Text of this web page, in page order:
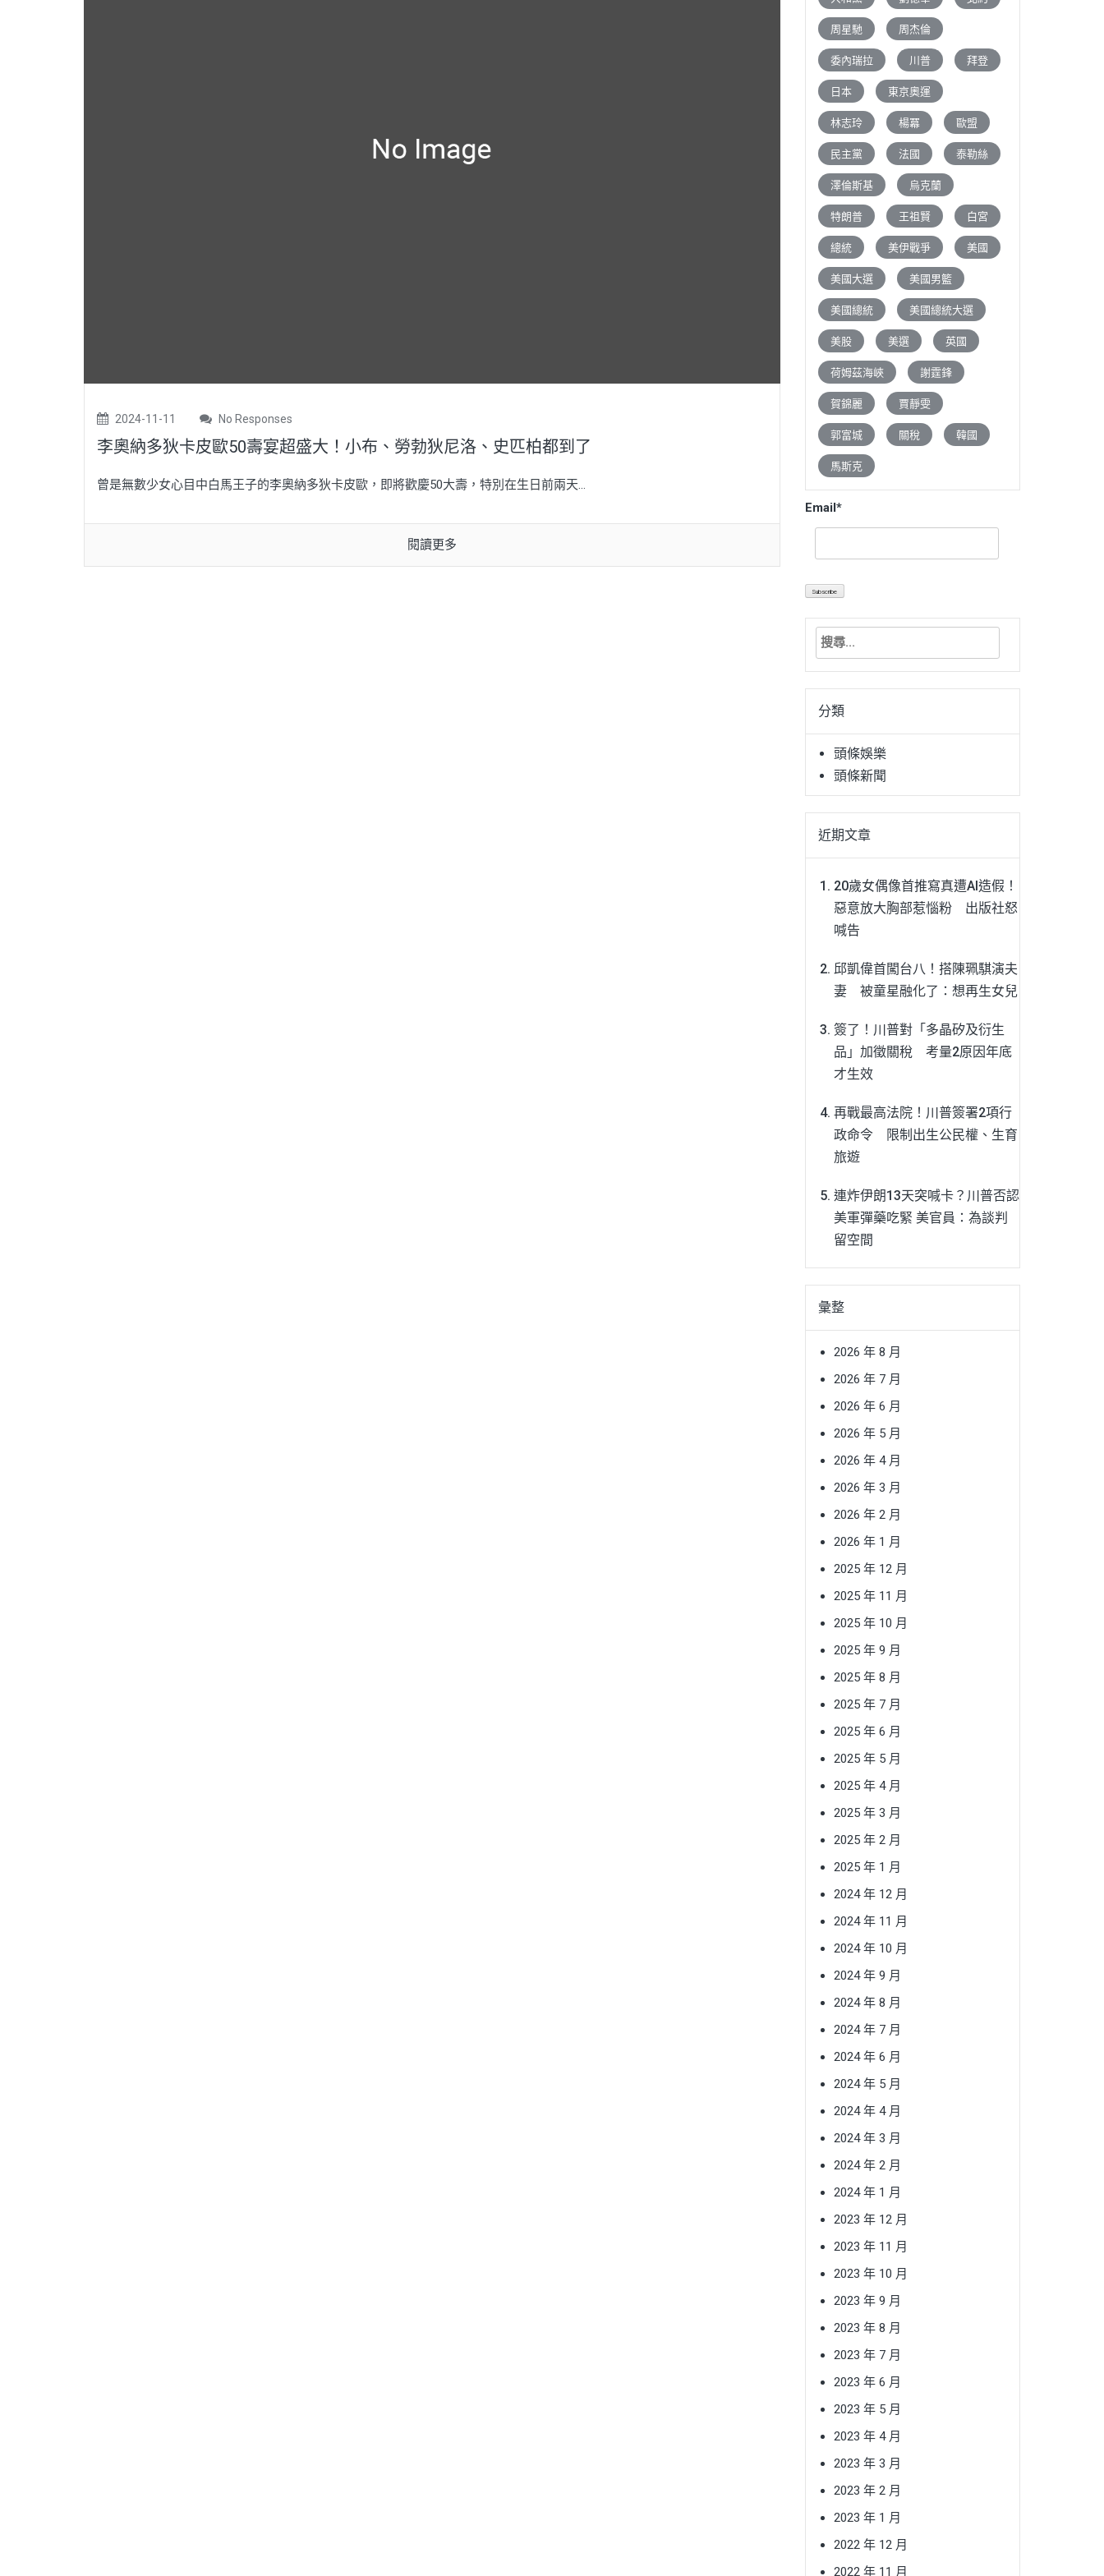
2024-11-11 No Responses
李奧納多狄卡皮歐50壽宴超盛大！小布、勞勃狄尼洛、史匹柏都到了
曾是無數少女心目中白馬王子的李奧納多狄卡皮歐，即將歡慶50大壽，特別在生日前兩天...
閱讀更多
周星馳 周杰倫
委內瑞拉 川普 拜登
日本 東京奧運
林志玲 楊冪 歐盟
民主黨 法國 泰勒絲
澤倫斯基 烏克蘭
特朗普 王祖賢 白宮
總統 美伊戰爭 美國
美國大選 美國男籃
美國總統 美國總統大選
美股 美選 英國
荷姆茲海峽 謝霆鋒
賀錦麗 賈靜雯
郭富城 關稅 韓國
馬斯克
Email*
搜
關
字:分類
頭條娛樂
頭條新聞
近期文章
20歲女偶像首推寫真遭AI造假！
惡意放大胸部惹惱粉 出版社怒
喊告
邱凱偉首闖台八！搭陳珮騏演夫
妻 被童星融化了：想再生女兒
簽了！川普對「多晶矽及衍生
品」加徵關稅 考量2原因年底
才生效
再戰最高法院！川普簽署2項行
政命令 限制出生公民權、生育
旅遊
連炸伊朗13天突喊卡？川普否認
美軍彈藥吃緊 美官員：為談判
留空間
彙整
2026 年 8 月
2026 年 7 月
2026 年 6 月
2026 年 5 月
2026 年 4 月
2026 年 3 月
2026 年 2 月
2026 年 1 月
2025 年 12 月
2025 年 11 月
2025 年 10 月
2025 年 9 月
2025 年 8 月
2025 年 7 月
2025 年 6 月
2025 年 5 月
2025 年 4 月
2025 年 3 月
2025 年 2 月
2025 年 1 月
2024 年 12 月
2024 年 11 月
2024 年 10 月
2024 年 9 月
2024 年 8 月
2024 年 7 月
2024 年 6 月
2024 年 5 月
2024 年 4 月
2024 年 3 月
2024 年 2 月
2024 年 1 月
2023 年 12 月
2023 年 11 月
2023 年 10 月
2023 年 9 月
2023 年 8 月
2023 年 7 月
2023 年 6 月
2023 年 5 月
2023 年 4 月
2023 年 3 月
2023 年 2 月
2023 年 1 月
2022 年 12 月
2022 年 11 月